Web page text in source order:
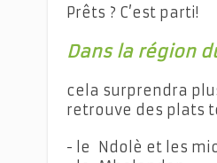
Prêts ? C’est parti!
Dans la région
cela surprendra
retrouve des plats
- le Ndolè et les